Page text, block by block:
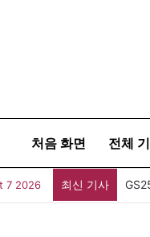
처음 화면 전체
7 2026 최신 기사